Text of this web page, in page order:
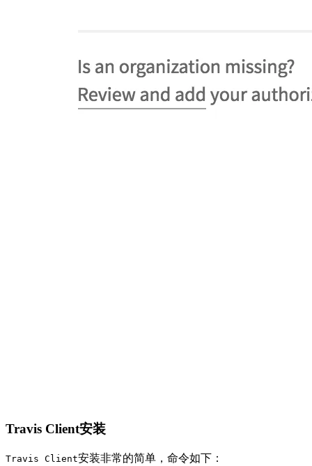
Travis Client安装
Travis Client安装非常的简单，命令如下：